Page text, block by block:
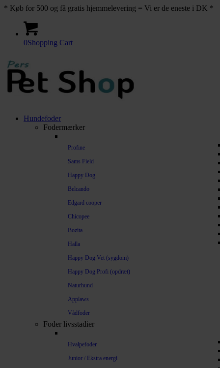
* Køb for 500 og få gratis hjemmelevering = Vi er de eneste i DK *
0Shopping Cart
Hundefoder
Fodermærker
Profine
Sams Field
Happy Dog
Belcando
Edgard cooper
Chicopee
Bozita
Halla
Happy Dog Vet (sygdom)
Happy Dog Profi (opdræt)
Naturhund
Applaws
Vådfoder
Foder livsstadier
Hvalpefoder
Junior / Ekstra energi